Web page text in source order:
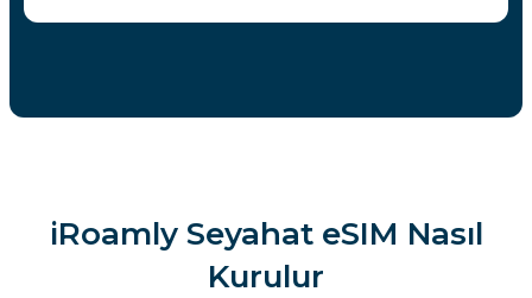
iRoamly Seyahat eSIM Nasıl
Kurulur